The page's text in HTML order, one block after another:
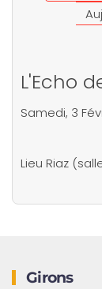
L'Echo
Samedi, 3
Lieu Riaz
Girons